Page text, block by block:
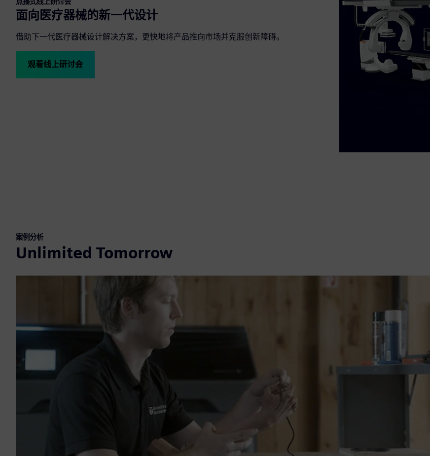
面向医疗器械的新一代设计
借助下一代医疗器械设计解决方案，更快地将产品推向市场并克服创新障碍。
观看线上研讨会
案例分析
Unlimited Tomorrow